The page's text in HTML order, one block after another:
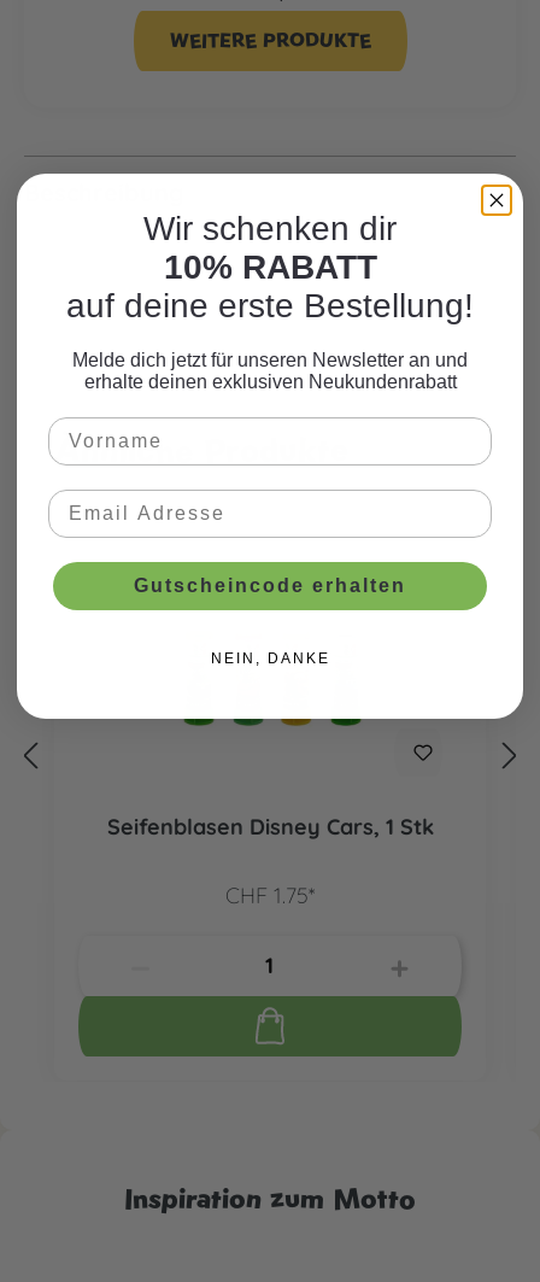
WEITERE PRODUKTE
Beschreibung
Produktgalerie überspringen
Ähnliche Produkte
Seifenblasen Disney Cars, 1 Stk
CHF 1.75*
Inspiration zum Motto
Wir schenken dir
10% RABATT
auf deine erste Bestellung!
Melde dich jetzt für unseren Newsletter an und
erhalte deinen exklusiven Neukundenrabatt
Gutscheincode erhalten
NEIN, DANKE